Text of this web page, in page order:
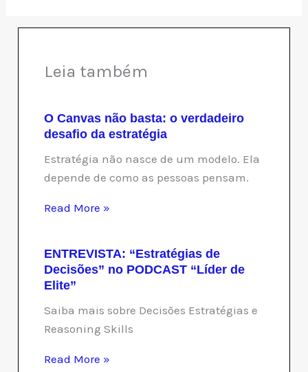
Leia também
O Canvas não basta: o verdadeiro
desafio da estratégia
Estratégia não nasce de um modelo. Ela
depende de como as pessoas pensam.
Read More »
ENTREVISTA: “Estratégias de
Decisões” no PODCAST “Líder de
Elite”
Saiba mais sobre Decisões Estratégias e
Reasoning Skills
Read More »